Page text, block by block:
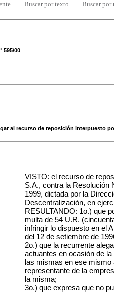
Buscar por texto Buscar por
595/00
al recurso de reposición interpuesto
VISTO: el recurso de
S.A., contra la Resolución
1999, dictada por la
Descentralización, en
RESULTANDO: 1o.) que
multa de 54 U.R.
infringir lo dispuesto en el
del 12 de setiembre de
2o.) que la recurrente
actuantes en ocasión de
las mismas en ese mismo
representante de la
la misma;
3o.) que expresa que no